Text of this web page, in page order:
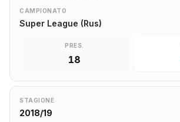
CAMPIONATO
Super League (Rus)
PRES.
18
STAGIONE
2018/19